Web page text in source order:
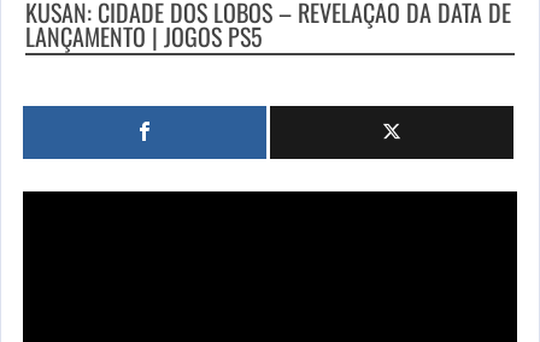
KUSAN: CIDADE DOS LOBOS – REVELAÇÃO DA DATA DE
LANÇAMENTO | JOGOS PS5